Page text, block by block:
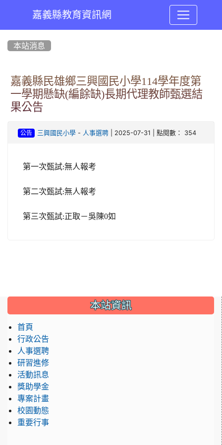
嘉義縣教育資訊網
本站消息
嘉義縣民雄鄉三興國民小學114學年度第
一學期懸缺(編餘缺)長期代理教師甄選結
果公告
公告 三興國民小學- 人事選聘| 2025-07-31 | 點閱數： 354
第一次甄試:無人報考
第二次甄試:無人報考
第三次甄試:正取－吳陳0如
::: 本站資訊
首頁
行政公告
人事選聘
研習進修
活動訊息
獎助學金
專案計畫
校園動態
重要行事